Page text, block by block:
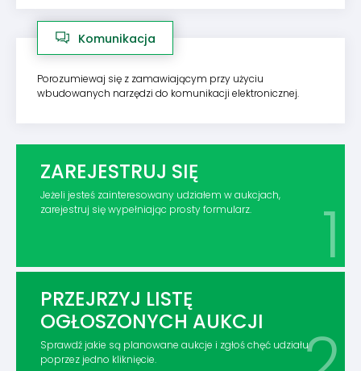
Komunikacja
Porozumiewaj się z zamawiającym przy użyciu
wbudowanych narzędzi do komunikacji elektronicznej.
ZAREJESTRUJ SIĘ
Jeżeli jesteś zainteresowany udziałem w aukcjach,
zarejestruj się wypełniając prosty formularz.
PRZEJRZYJ LISTĘ
OGŁOSZONYCH AUKCJI
Sprawdź jakie są planowane aukcje i zgłoś chęć udziału
poprzez jedno kliknięcie.